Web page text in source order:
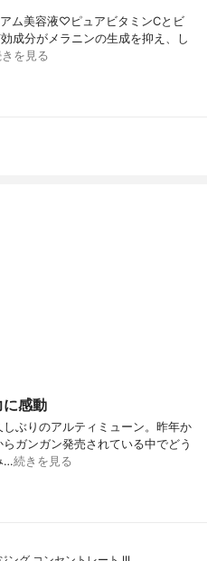
ム美容液♡ピュアビタミンCとビ
成分がメラニンの生成を抑え、し
を見る
感動
ぶりのアルティミューン。昨年か
ガンガン発売されている中でどう
…続きを見る